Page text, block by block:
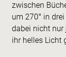
zwischen
um 270° in
dabei nicht nur
ihr helles Licht